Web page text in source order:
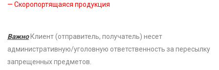
— Скоропортящаяся продукция
ВажноКлиент (отправитель, получатель) несет
административную/уголовную ответственность за пересылку
запрещенных предметов.